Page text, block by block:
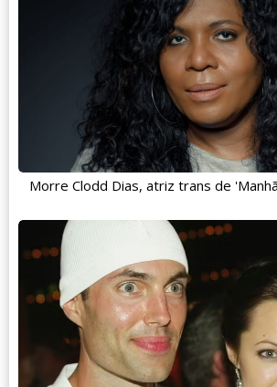
Morre Clodd Dias, atriz trans de